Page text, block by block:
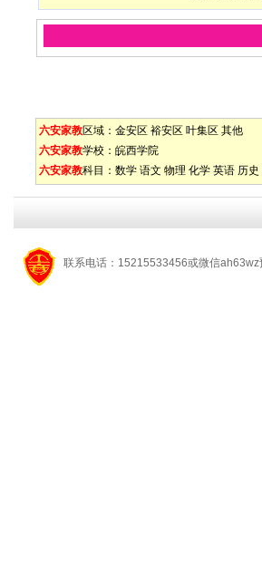
六安家教区域： 金安区 裕安区 叶集区 其他
六安家教学校： 皖西学院
六安家教科目： 数学 语文 物理 化学 英语 历史
联系电话：15215533456或微信